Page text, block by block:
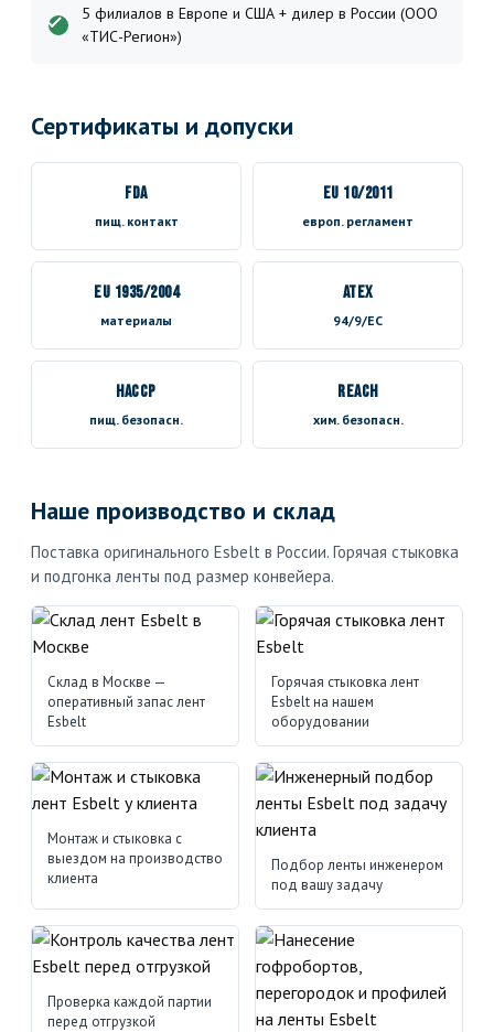
5 филиалов в Европе и США + дилер в России (ООО
«ТИС-Регион»)
Сертификаты и допуски
FDA
пищ. контакт
EU 10/2011
европ. регламент
EU 1935/2004
материалы
ATEX
94/9/EC
HACCP
пищ. безопасн.
REACH
хим. безопасн.
Наше производство и склад
Поставка оригинального Esbelt в России. Горячая стыковка
и подгонка ленты под размер конвейера.
Склад в Москве —
оперативный запас лент
Esbelt
Горячая стыковка лент
Esbelt на нашем
оборудовании
Монтаж и стыковка с
выездом на производство
клиента
Подбор ленты инженером
под вашу задачу
Проверка каждой партии
перед отгрузкой